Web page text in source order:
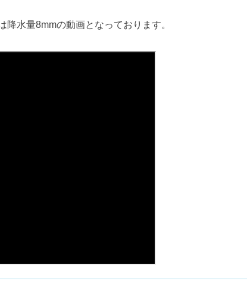
便秘への効果＆体に悪い？
・ディズニーOK？【動画まとめ】
【動画】